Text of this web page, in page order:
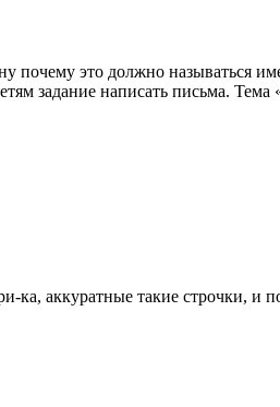
почему это должно называться
задание написать письма.
ка, аккуратные такие строчки, и